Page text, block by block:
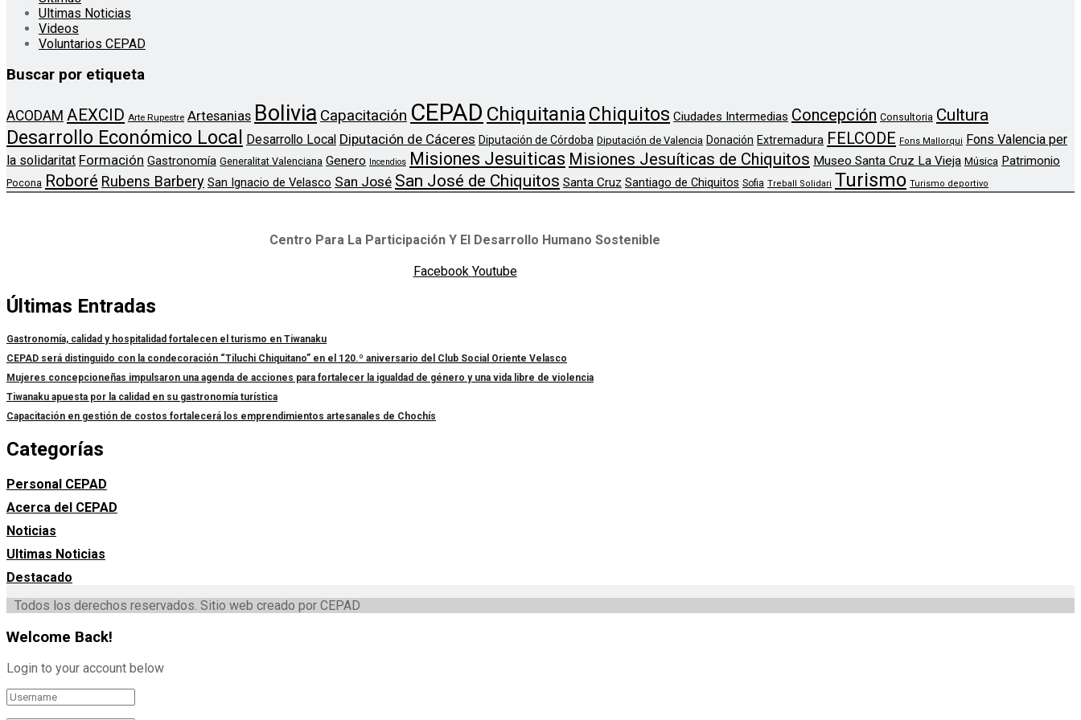
Ultimas Noticias
Videos
Voluntarios CEPAD
Buscar por etiqueta
ACODAM AEXCID Arte Rupestre Artesanias Bolivia Capacitación CEPAD Chiquitania Chiquitos Ciudades Intermedias Concepción Consultoria Cultura
Desarrollo Económico Local Desarrollo Local Diputación de Cáceres Diputación de Córdoba Diputación de Valencia Donación Extremadura FELCODE Fons Mallorqui
Fons Valencia per
la solidaritat Formación Gastronomía Generalitat Valenciana Genero Incendios Misiones Jesuiticas Misiones Jesuíticas de Chiquitos Museo Santa Cruz La Vieja Música Patrimonio
Pocona Roboré Rubens Barbery San Ignacio de Velasco San José San José de Chiquitos Santa Cruz Santiago de Chiquitos Sofia Treball Solidari Turismo Turismo deportivo
Centro Para La Participación Y El Desarrollo Humano Sostenible
Facebook Youtube
Últimas Entradas
Gastronomía, calidad y hospitalidad fortalecen el turismo en Tiwanaku
CEPAD será distinguido con la condecoración “Tiluchi Chiquitano” en el 120.º aniversario del Club Social Oriente Velasco
Mujeres concepcioneñas impulsaron una agenda de acciones para fortalecer la igualdad de género y una vida libre de violencia
Tiwanaku apuesta por la calidad en su gastronomía turística
Capacitación en gestión de costos fortalecerá los emprendimientos artesanales de Chochís
Categorías
Personal CEPAD
Acerca del CEPAD
Noticias
Ultimas Noticias
Destacado
Todos los derechos reservados. Sitio web creado por CEPAD
Welcome Back!
Login to your account below